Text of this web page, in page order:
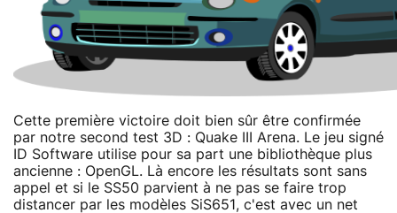
Cette première victoire doit bien sûr être confirmée
par notre second test 3D : Quake III Arena. Le jeu signé
ID Software utilise pour sa part une bibliothèque plus
ancienne : OpenGL. Là encore les résultats sont sans
appel et si le SS50 parvient à ne pas se faire trop
distancer par les modèles SiS651, c'est avec un net